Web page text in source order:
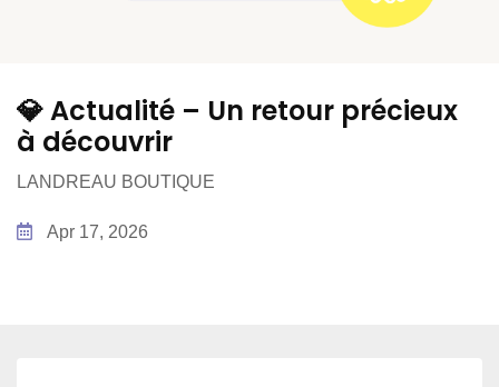
💎 Actualité – Un retour précieux
à découvrir
LANDREAU BOUTIQUE
Apr 17, 2026